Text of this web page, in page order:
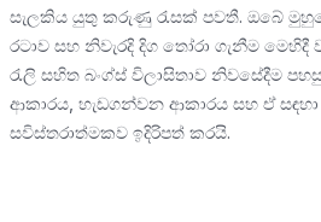
සැලකිය යුතු කරුණු රැසක් පවතී. ඔබේ
රටාව සහ නිවැරදි දිග තෝරා ගැනීම
රැලි සහිත බංග්ස් විලාසිතාව නිවසේදීම
ආකාරය, හැඩගන්වන ආකාරය සහ ඒ
සවිස්තරාත්මකව ඉදිරිපත් කරයි.